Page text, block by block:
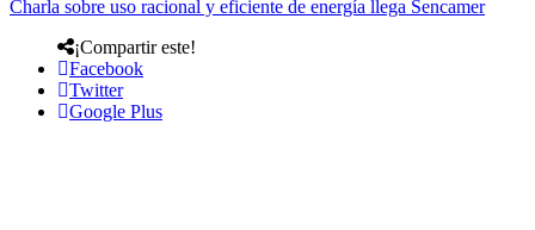
Charla sobre uso racional y eficiente de energía llega Sencamer
¡Compartir este!
Facebook
Twitter
Google Plus